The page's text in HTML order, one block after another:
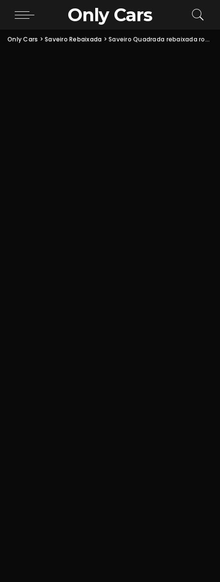
Only Cars
Only Cars >Saveiro Rebaixada >Saveiro Quadrada rebaixada rodas BBS